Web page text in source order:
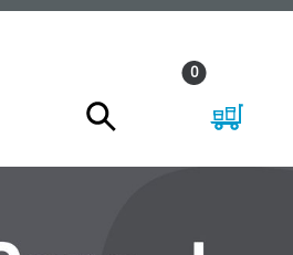
0